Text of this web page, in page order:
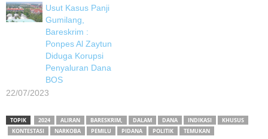
Usut Kasus Panji
Gumilang,
Bareskrim :
Ponpes Al Zaytun
Diduga Korupsi
Penyaluran Dana
BOS
22/07/2023
TOPIK 2024 ALIRAN BARESKRIM, DALAM DANA INDIKASI
KHUSUS
KONTESTASI
NARKOBA PEMILU PIDANA POLITIK TEMUKAN